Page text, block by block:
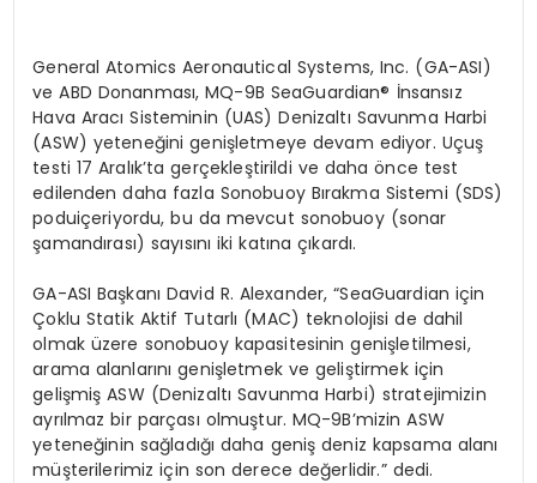
GeneralAtomics Aeronautical Systems, Inc. (GA-ASI)
ve ABD Donanması, MQ-9B SeaGuardian® İnsansız
Hava Aracı Sisteminin (UAS) Denizaltı Savunma Harbi
(ASW) yeteneğini genişletmeye devam ediyor. Uçuş
testi 17 Aralık’ta gerçekleştirildi ve dahaönce test
edilenden daha fazla SonobuoyBırakma Sistemi (SDS)
poduiçeriyordu, bu da mevcut sonobuoy(sonar
şamandırası) sayısını iki katına çıkardı.
GA-ASI Başkanı David R. Alexander, “SeaGuardian için
Çoklu Statik Aktif Tutarlı (MAC) teknolojisi de dahil
olmak üzere sonobuoykapasitesinin genişletilmesi,
arama alanlarını genişletmek ve geliştirmek için
gelişmiş ASW (Denizaltı Savunma Harbi) stratejimizin
ayrılmaz bir parçası olmuştur. MQ-9B’mizin ASW
yeteneğinin sağladığı daha geniş deniz kapsama alanı
müşterilerimiz için son derece değerlidir.” dedi.